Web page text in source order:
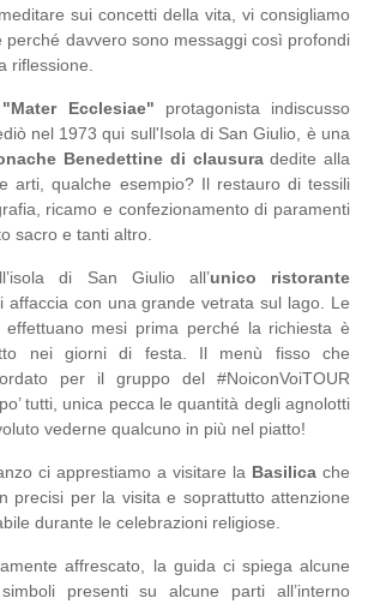
sui concetti della vita, vi consigliamo
perché davvero sono messaggi così profondi
riflessione.
Ecclesiae" protagonista indiscusso
nel 1973 qui sull'Isola di San Giulio, è una
Benedettine di clausuradedite alla
arti, qualche esempio? Il restauro di tessili
ricamo e confezionamento di paramenti
sacro e tanti altro.
di San Giulio all’unico ristorante
affaccia con una grande vetrata sul lago. Le
effettuano mesi prima perché la richiesta è
nei giorni di festa. Il menù fisso che
per il gruppo del #NoiconVoiTOUR
tutti, unica pecca le quantità degli agnolotti
vederne qualcuno in più nel piatto!
ci apprestiamo a visitare la Basilica che
precisi per la visita e soprattutto attenzione
durante le celebrazioni religiose.
affrescato, la guida ci spiega alcune
presenti su alcune parti all’interno